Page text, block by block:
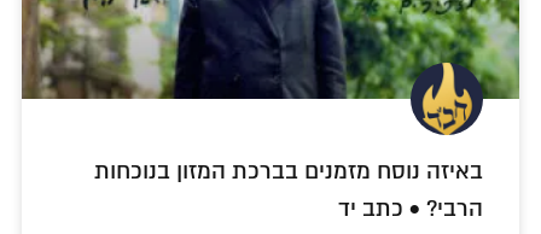
באיזה נוסח מזמנים בברכת המזון בנוכחות
הרבי? • כתב יד